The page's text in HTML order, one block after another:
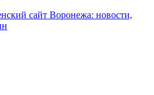
сайт Воронежа: новости,